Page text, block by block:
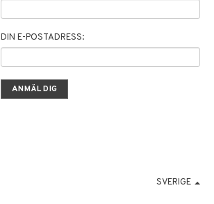
DIN E-POSTADRESS:
SVERIGE